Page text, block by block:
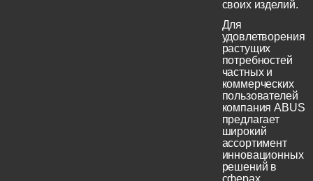
своих изделий.
Для
удовлетворения
растущих
потребностей
частных и
коммерческих
пользователей
компания ABUS
предлагает
широкий
ассортимент
инновационных
решений в
сферах